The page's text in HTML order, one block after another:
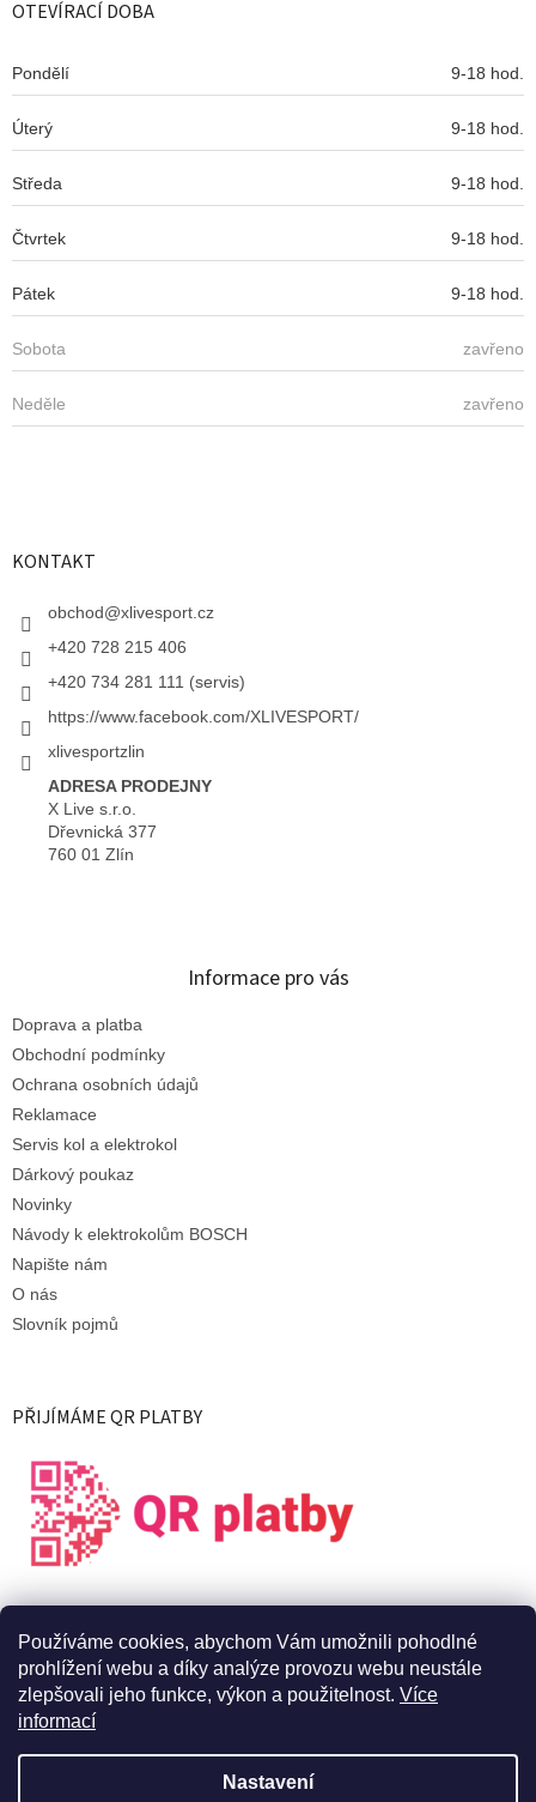
Používáme cookies, abychom Vám umožnili pohodlné
prohlížení webu a díky analýze provozu webu neustále
zlepšovali jeho funkce, výkon a použitelnost. Více
informací
Nastavení
OTEVÍRACÍ DOBA
Pondělí 9-18 hod.
Úterý 9-18 hod.
Středa 9-18 hod.
Čtvrtek 9-18 hod.
Pátek 9-18 hod.
Sobota zavřeno
Neděle zavřeno
KONTAKT
obchod@xlivesport.cz
+420 728 215 406
+420 734 281 111 (servis)
https://www.facebook.com/XLIVESPORT/
xlivesportzlin
ADRESA PRODEJNY
X Live s.r.o.
Dřevnická 377
760 01 Zlín
Informace pro vás
Doprava a platba
Obchodní podmínky
Ochrana osobních údajů
Reklamace
Servis kol a elektrokol
Dárkový poukaz
Novinky
Návody k elektrokolům BOSCH
Napište nám
O nás
Slovník pojmů
PŘIJÍMÁME QR PLATBY